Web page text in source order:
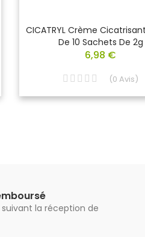
CICATRYL Crème
De 10 Sachets De 2g
6,98 €
(0 Avis)
suivant la réception de